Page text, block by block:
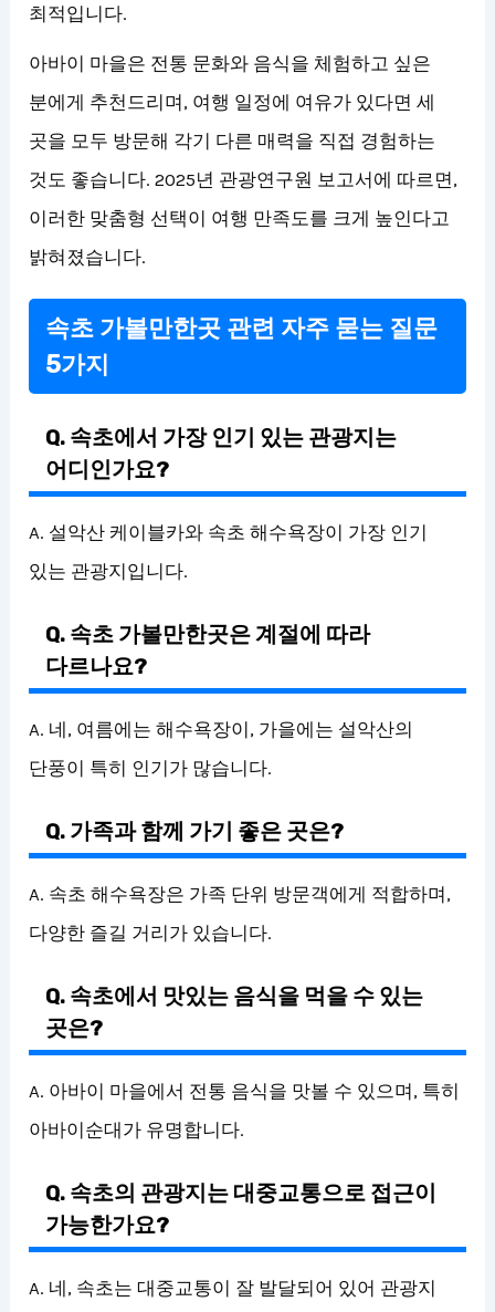
최적입니다.
아바이 마을은 전통 문화와 음식을 체험하고 싶은
분에게 추천드리며, 여행 일정에 여유가 있다면 세
곳을 모두 방문해 각기 다른 매력을 직접 경험하는
것도 좋습니다. 2025년 관광연구원 보고서에 따르면,
이러한 맞춤형 선택이 여행 만족도를 크게 높인다고
밝혀졌습니다.
속초 가볼만한곳 관련 자주 묻는 질문
5가지
Q. 속초에서 가장 인기 있는 관광지는
어디인가요?
A. 설악산 케이블카와 속초 해수욕장이 가장 인기
있는 관광지입니다.
Q. 속초 가볼만한곳은 계절에 따라
다르나요?
A. 네, 여름에는 해수욕장이, 가을에는 설악산의
단풍이 특히 인기가 많습니다.
Q. 가족과 함께 가기 좋은 곳은?
A. 속초 해수욕장은 가족 단위 방문객에게 적합하며,
다양한 즐길 거리가 있습니다.
Q. 속초에서 맛있는 음식을 먹을 수 있는
곳은?
A. 아바이 마을에서 전통 음식을 맛볼 수 있으며, 특히
아바이순대가 유명합니다.
Q. 속초의 관광지는 대중교통으로 접근이
가능한가요?
A. 네, 속초는 대중교통이 잘 발달되어 있어 관광지